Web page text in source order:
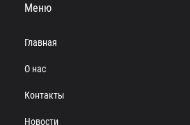
Меню
Главная
О нас
Контакты
Новости